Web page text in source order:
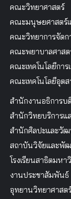
คณะวิทยาศาสตร์
คณะมนุษยศาสตร์
คณะวิทยาการจัดก
คณะพยาบาลศาสต
คณะเทคโนโลยีการ
คณะเทคโนโลยีอุต
สำนักงานอธิการบ
สำนักวิทยบริการแ
สำนักศิลปะและวั
สถาบันวิจัยและพั
โรงเรียนสาธิตมหา
งานประชาสัมพันธ์
อุทยานวิทยาศาสต